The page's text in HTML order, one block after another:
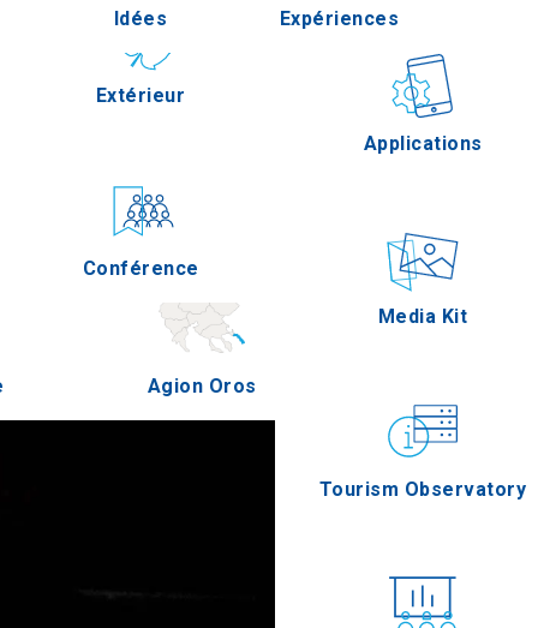
Serres
Agion Oros
Extérieur Gastronomie
Conférence
Applications
Media Kit
Tourism Observatory
Idées Expériences